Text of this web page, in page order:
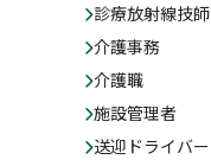
診療放射線技師
介護事務
介護職
施設管理者
送迎ドライバー